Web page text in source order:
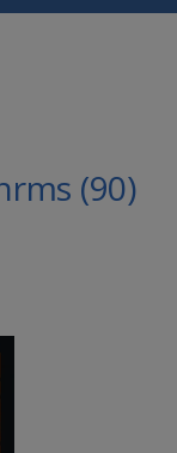
(90)